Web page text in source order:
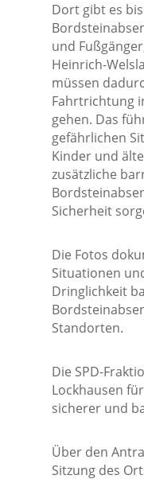
Dort gibt es
und
Heinrich-
müssen
Fahrtrichtung
gehen. Das
gefährlichen
Kinder und
zusätzliche
Sicherheit
Die Fotos
Situationen
Dringlichkeit
Standorten.
Die SPD-
Lockhausen
sicherer und
Über den
Sitzung des